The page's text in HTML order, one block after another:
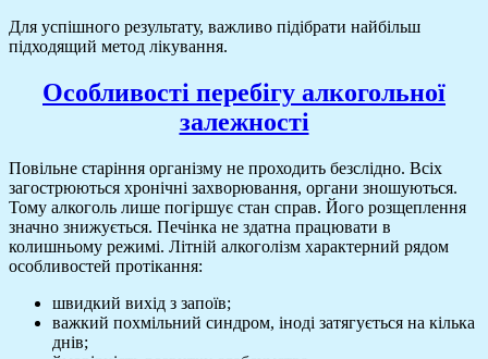
Для успішного результату, важливо підібрати найбільш
підходящий метод лікування.
Особливості перебігу алкогольної
залежності
Повільне старіння організму не проходить безслідно. Всіх
загострюються хронічні захворювання, органи зношуються.
Тому алкоголь лише погіршує стан справ. Його розщеплення
значно знижується. Печінка не здатна працювати в
колишньому режимі. Літній алкоголізм характерний рядом
особливостей протікання:
швидкий вихід з запоїв;
важкий похмільний синдром, іноді затягується на кілька
днів;